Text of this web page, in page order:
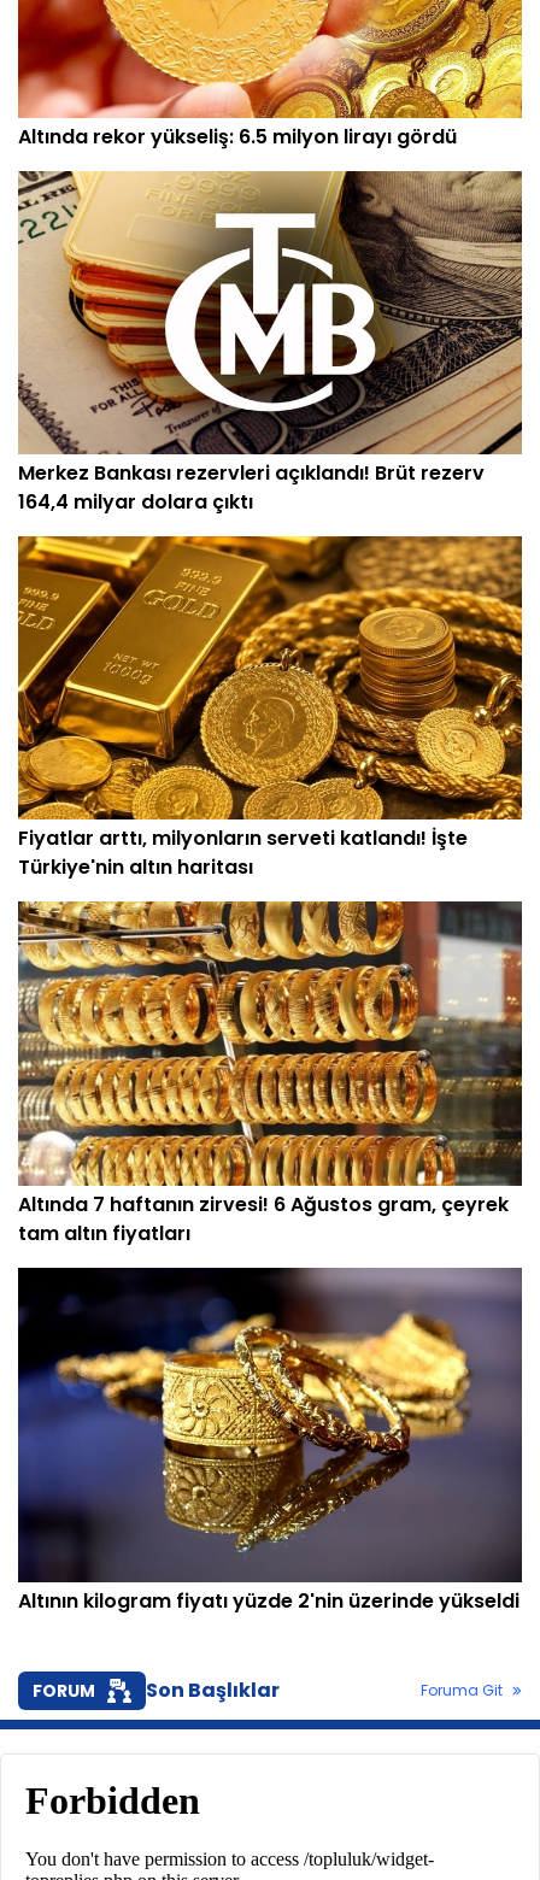
Altında rekor yükseliş: 6.5 milyon lirayı gördü
Merkez Bankası rezervleri açıklandı! Brüt rezerv
164,4 milyar dolara çıktı
Fiyatlar arttı, milyonların serveti katlandı! İşte
Türkiye'nin altın haritası
Altında 7 haftanın zirvesi! 6 Ağustos gram, çeyrek
tam altın fiyatları
Altının kilogram fiyatı yüzde 2'nin üzerinde yükseldi
FORUM Son Başlıklar Foruma Git